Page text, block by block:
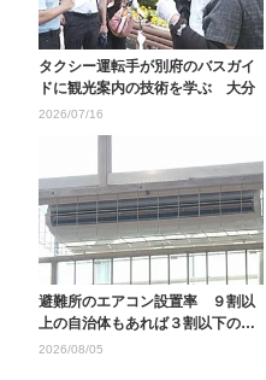
タクシー運転手が別府のバスガイ
ドに観光案内の技術を学ぶ 大分
2026/07/16
避難所のエアコン設置率 ９割以
上の自治体もあれば３割以下の市
も 大分県内の市町村...
2026/08/05